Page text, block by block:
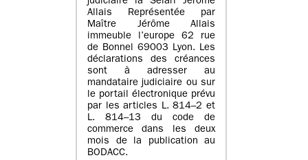
Allais Représentée par
Maître Jérôme Allais
immeuble l’europe 62 rue
de Bonnel 69003 Lyon. Les
déclarations des créances
sont à adresser au
mandataire judiciaire ou sur
le portail électronique prévu
par les articles L. 814–2 et
L. 814–13 du code de
commerce dans les deux
mois de la publication au
BODACC.